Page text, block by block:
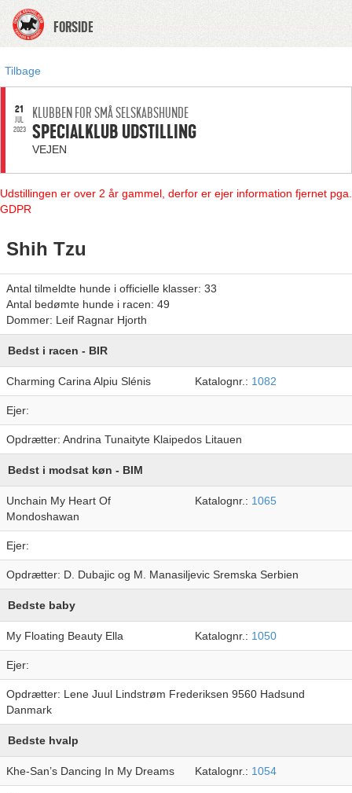
FORSIDE
Tilbage
21
JUL.
2023
KLUBBEN FOR SMÅ SELSKABSHUNDE
SPECIALKLUB UDSTILLING
VEJEN
Udstillingen er over 2 år gammel, derfor er ejer information fjernet pga.
GDPR
Shih Tzu
Antal tilmeldte hunde i officielle klasser: 33
Antal bedømte hunde i racen: 49
Dommer: Leif Ragnar Hjorth
Bedst i racen - BIR
Charming Carina Alpiu Slénis Katalognr.: 1082
Ejer:
Opdrætter: Andrina Tunaityte Klaipedos Litauen
Bedst i modsat køn - BIM
Unchain My Heart Of
Mondoshawan
Katalognr.: 1065
Ejer:
Opdrætter: D. Dubajic og M. Manasiljevic Sremska Serbien
Bedste baby
My Floating Beauty Ella Katalognr.: 1050
Ejer:
Opdrætter: Lene Juul Lindstrøm Frederiksen 9560 Hadsund
Danmark
Bedste hvalp
Khe-San’s Dancing In My Dreams Katalognr.: 1054